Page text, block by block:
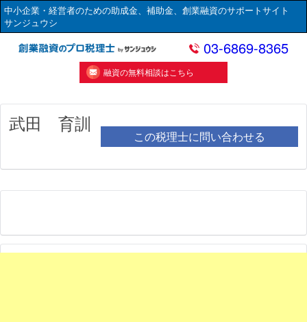
中小企業・経営者のための助成金、補助金、創業融資のサポートサイト
サンジュウシ
03-6869-8365
融資の無料相談はこちら
武田 育訓
この税理士に問い合わせる